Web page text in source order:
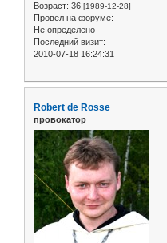
Возраст: 36 [1989-12-28]
Провел на форуме:
Не определено
Последний визит:
2010-07-18 16:24:31
Robert de Rosse
провокатор